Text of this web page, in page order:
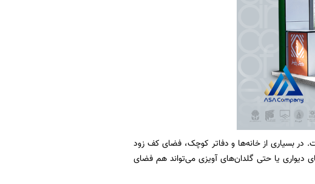
در بسیاری از خانه‌ها و دفاتر کوچک، فضای کف زود
دیواری یا حتی گلدان‌های آویزی می‌تواند هم فضای